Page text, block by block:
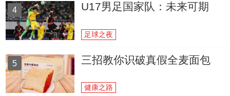
4 U17男足国家队：未来可期
足球之夜
5 三招教你识破真假全麦面包
健康之路